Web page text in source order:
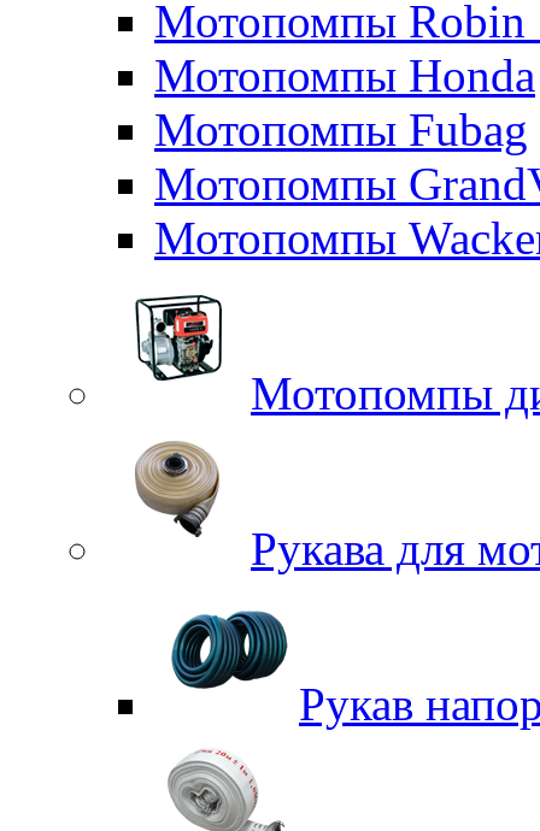
Мотопомпы Robin
Мотопомпы Honda
Мотопомпы Fubag
Мотопомпы
Мотопомпы
Мотопомпы
Рукава для
Рукав